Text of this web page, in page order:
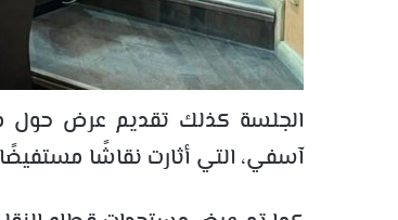
الجلسة كذلك تقديم عرض حول
آسفي، التي أثارت نقاشًا مستفيضًا